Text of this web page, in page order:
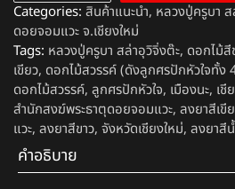
Categories: สินค้าแนะนำ, หลวงปู่ครูบา
ดอยจอมแวะ จ.เชียงใหม่
Tags: หลวงปู่ครูบา สล่าอุวิจิ่งต๊ะ, ดอกไม้สี
เขียว, ดอกไม้สวรรค์ (ดังลูกศรปักหัวใจทั้ง
ดอกไม้สวรรค์, ลูกศรปักหัวใจ, เมืองนะ, เชี
สำนักสงฆ์พระธาตุดอยจอมแวะ, ลงยาสีเขี
แวะ, ลงยาสีขาว, จังหวัดเชียงใหม่, ลงยาสี
คำอธิบาย